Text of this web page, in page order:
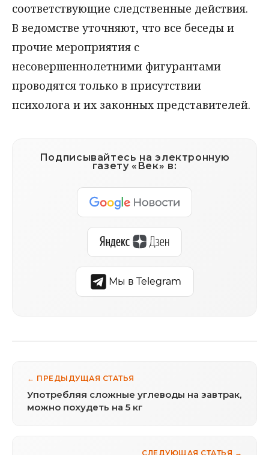
соответствующие следственные действия.
В ведомстве уточняют, что все беседы и
прочие мероприятия с
несовершеннолетними фигурантами
проводятся только в присутствии
психолога и их законных представителей.
Подписывайтесь на электронную
газету «Век» в:
Мы в Telegram
← ПРЕДЫДУЩАЯ СТАТЬЯ
Употребляя сложные углеводы на завтрак,
можно похудеть на 5 кг
СЛЕДУЮЩАЯ СТАТЬЯ →